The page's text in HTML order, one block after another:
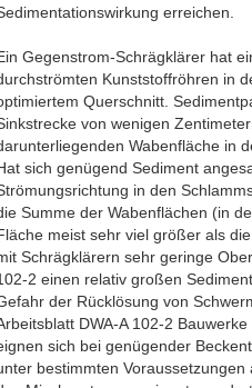
erreichen.
Gegenstrom-Schrägklärer hat
Kunststoffröhren in
Querschnitt.
von wenigen
Wabenfläche in
sich genügend Sediment
in den
Summe der Wabenflächen (in
meist sehr viel größer als
Schrägklärern sehr geringe
2 einen relativ großen
der Rücklösung von
DWA-A 102-2
sich bei genügender
bestimmten